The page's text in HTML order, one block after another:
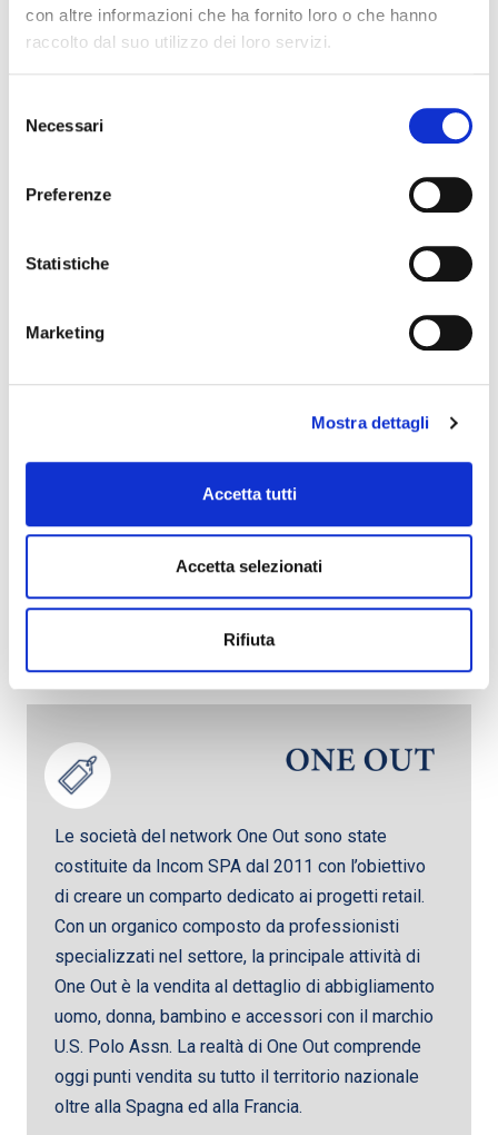
con altre informazioni che ha fornito loro o che hanno
raccolto dal suo utilizzo dei loro servizi.
delNecessari
Preferenze
Statistiche
Marketing
Mostra dettagli
Accetta tutti
Accetta selezionati
Rifiuta
partecipa attivamente insieme ad Incom SPA
nelle commesse di abbigliamento per le forze
Le società del network One Out sono state
costituite da Incom SPA dal 2011 con l’obiettivo
di creare un comparto dedicato ai progetti retail.
Con un organico composto da professionisti
specializzati nel settore, la principale attività di
One Out è la vendita al dettaglio di abbigliamento
uomo, donna, bambino e accessori con il marchio
U.S. Polo Assn. La realtà di One Out comprende
oggi punti vendita su tutto il territorio nazionale
oltre alla Spagna ed alla Francia.